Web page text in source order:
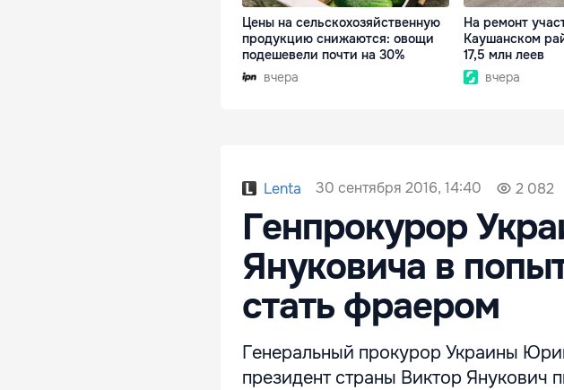
Цены на сельскохозяйственную
продукцию снижаются: овощи
подешевели почти на 30%
вчера
На ремонт
Каушанском
17,5 млн леев
вчера
Lenta 30 сентября 2016, 14:40 2 082
Генпрокурор
Януковича в
стать фраером
Генеральный прокурор Украины
президент страны Виктор Янукович